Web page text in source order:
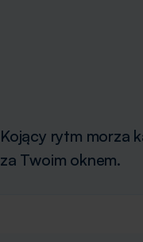
Kojący rytm morza
za Twoim oknem.